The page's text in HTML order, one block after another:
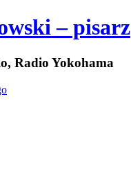
– pisarz
Radio Yokohama